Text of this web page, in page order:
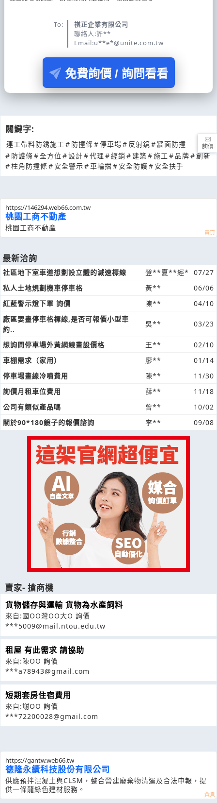
To:
祺正企業有限公司
聯絡人:許**
Email:u**e*@unite.com.tw
免費詢價 / 詢問看看
關鍵字:
連工帶料防銹施工 # 防撞條#停車場# 反射鏡#牆面防撞
# 防護條#全方位 #設計#代理 #經銷 # 建築#施工 # 品牌#創新
#柱角防撞條# 安全警示#車輪擋# 安全防護# 安全扶手
https://146294.web66.com.tw
桃園工商不動產
桃園工商不動產
最新洽詢
社區地下室車道想劃設立體的減速標線 登**夏**經*
07/27
私人土地規劃機車停車格
黃**
06/06
紅藍警示燈下單 詢價
陳**
04/10
廠區要畫停車格標線,是否可報價小型車
約..
吳** 03/23
想詢問停車場外黃網線畫設價格 王**
02/10
車棚需求（家用）
廖**
01/14
停車場畫線冷噴費用
陳**
11/30
詢價月租車位費用
薛**
11/18
公司有類似產品嗎
曾**
10/02
關於90*180鏡子的報價諮詢
李** 09/08
賣家- 搶商機
貨物儲存與運輸 貨物為水產飼料
來自:國OO灣OO大O 詢價
***5009@mail.ntou.edu.tw
租屋 有此需求 請協助
來自:陳OO 詢價
***a78943@gmail.com
短期套房住宿費用
來自:謝OO 詢價
***72200028@gmail.com
https://gantw.web66.tw
德隆永續科技股份有限公司
供應預拌混凝土與CLSM，整合營建廢棄物清運及合法申報，提
供一條龍綠色建材服務。
詢價